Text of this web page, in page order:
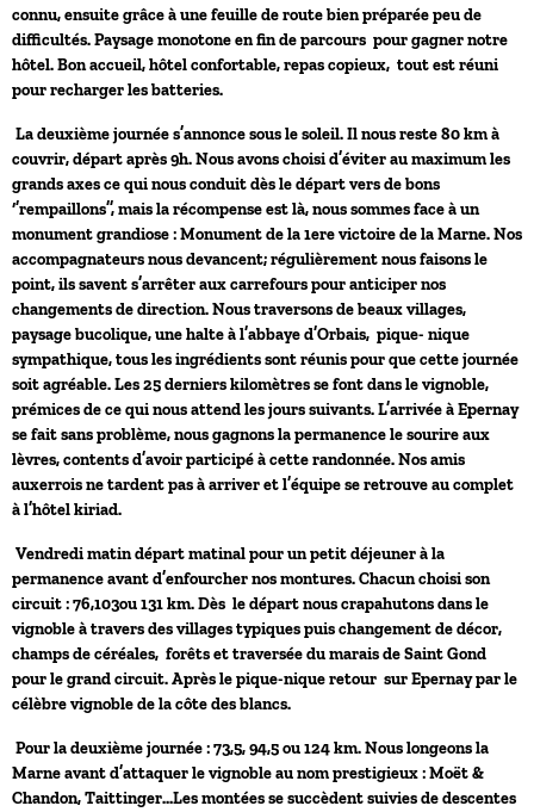
connu, ensuite grâce à une feuille de route bien préparée peu de
difficultés. Paysage monotone en fin de parcours pour gagner notre
hôtel. Bon accueil, hôtel confortable, repas copieux, tout est réuni
pour recharger les batteries.
La deuxième journée s’annonce sous le soleil. Il nous reste 80 km à
couvrir, départ après 9h. Nous avons choisi d’éviter au maximum les
grands axes ce qui nous conduit dès le départ vers de bons
‘’rempaillons’’, mais la récompense est là, nous sommes face à un
monument grandiose : Monument de la 1ere victoire de la Marne. Nos
accompagnateurs nous devancent; régulièrement nous faisons le
point, ils savent s’arrêter aux carrefours pour anticiper nos
changements de direction. Nous traversons de beaux villages,
paysage bucolique, une halte à l’abbaye d’Orbais, pique- nique
sympathique, tous les ingrédients sont réunis pour que cette journée
soit agréable. Les 25 derniers kilomètres se font dans le vignoble,
prémices de ce qui nous attend les jours suivants. L’arrivée à Epernay
se fait sans problème, nous gagnons la permanence le sourire aux
lèvres, contents d’avoir participé à cette randonnée. Nos amis
auxerrois ne tardent pas à arriver et l’équipe se retrouve au complet
à l’hôtel kiriad.
Vendredi matin départ matinal pour un petit déjeuner à la
permanence avant d’enfourcher nos montures. Chacun choisi son
circuit : 76,103ou 131 km. Dès le départ nous crapahutons dans le
vignoble à travers des villages typiques puis changement de décor,
champs de céréales, forêts et traversée du marais de Saint Gond
pour le grand circuit. Après le pique-nique retour sur Epernay par le
célèbre vignoble de la côte des blancs.
Pour la deuxième journée : 73,5, 94,5 ou 124 km. Nous longeons la
Marne avant d’attaquer le vignoble au nom prestigieux : Moët &
Chandon, Taittinger…Les montées se succèdent suivies de descentes